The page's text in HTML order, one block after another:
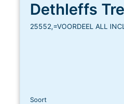
25552,=VOORDEEL ALL INCL
Soort